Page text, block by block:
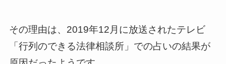
その理由は、2019年12月に放送されたテレビ
「行列のできる法律相談所」での占いの結果が